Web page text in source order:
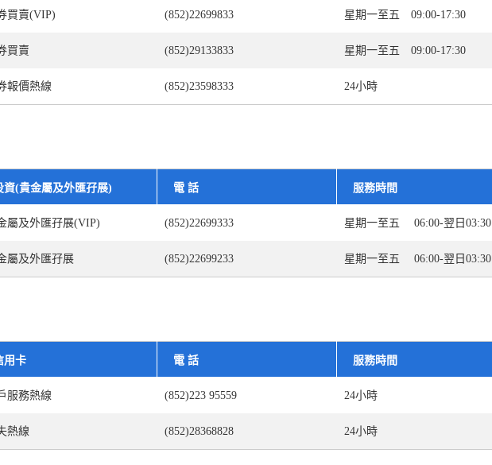
買賣(VIP) (852)22699833 星期一至五 09:00-17:30
買賣 (852)29133833 星期一至五 09:00-17:30
報價熱線 (852)23598333 24小時
資(貴金屬及外匯孖展) 電 話 服務時間
屬及外匯孖展(VIP) (852)22699333 星期一至五 06:00-翌日03:30
屬及外匯孖展 (852)22699233 星期一至五 06:00-翌日03:30
用卡 電 話 服務時間
服務熱線 (852)223 95559 24小時
熱線 (852)28368828 24小時